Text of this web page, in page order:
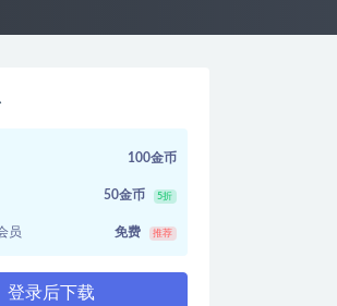
100金币
50金币 5折
员 免费 推荐
登录后下载